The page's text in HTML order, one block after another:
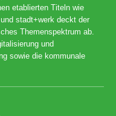
etablierten Titeln wie
stadt+werk deckt der
Themenspektrum ab.
und
sowie die kommunale